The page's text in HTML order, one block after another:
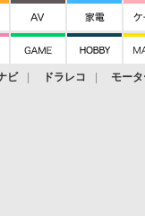
ビ ドラレコ モー